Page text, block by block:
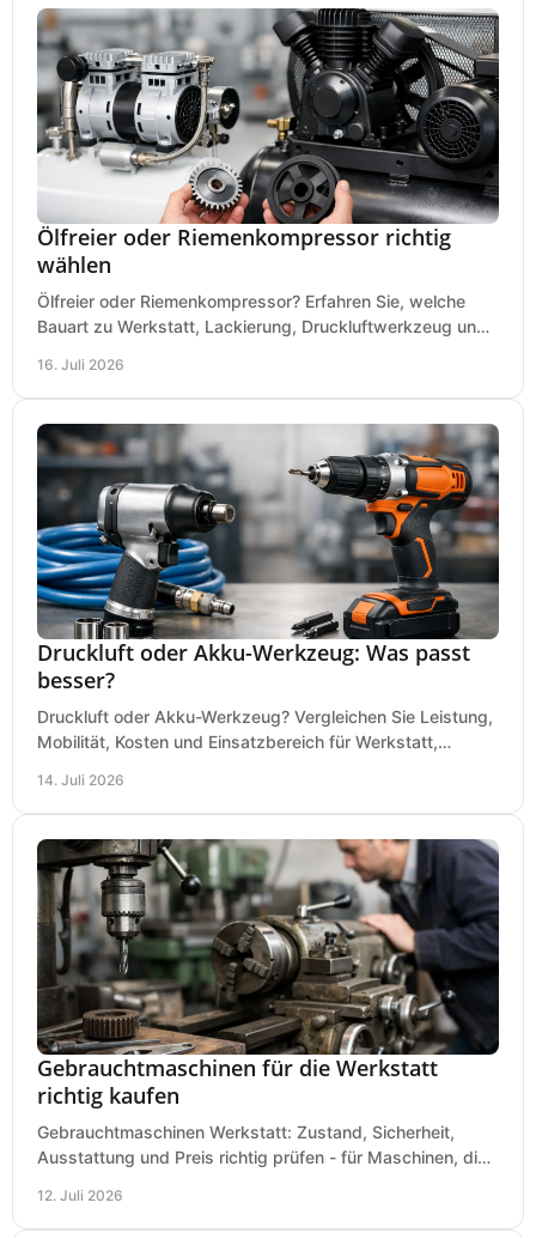
Ölfreier oder Riemenkompressor richtig
wählen
Ölfreier oder Riemenkompressor? Erfahren Sie, welche
Bauart zu Werkstatt, Lackierung, Druckluftwerkzeug und
16. Juli 2026
Druckluft oder Akku-Werkzeug: Was passt
besser?
Druckluft oder Akku-Werkzeug? Vergleichen Sie Leistung,
Mobilität, Kosten und Einsatzbereich für Werkstatt,
14. Juli 2026
Gebrauchtmaschinen für die Werkstatt
richtig kaufen
Gebrauchtmaschinen Werkstatt: Zustand, Sicherheit,
Ausstattung und Preis richtig prüfen - für Maschinen, die
12. Juli 2026